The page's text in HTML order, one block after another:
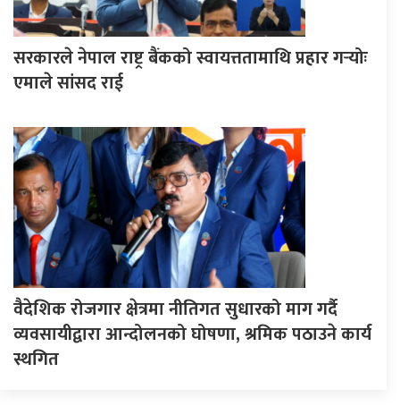
सरकारले नेपाल राष्ट्र बैंकको स्वायत्ततामाथि प्रहार गर्‍योः
एमाले सांसद राई
वैदेशिक रोजगार क्षेत्रमा नीतिगत सुधारको माग गर्दै
व्यवसायीद्वारा आन्दोलनको घोषणा, श्रमिक पठाउने कार्य
स्थगित